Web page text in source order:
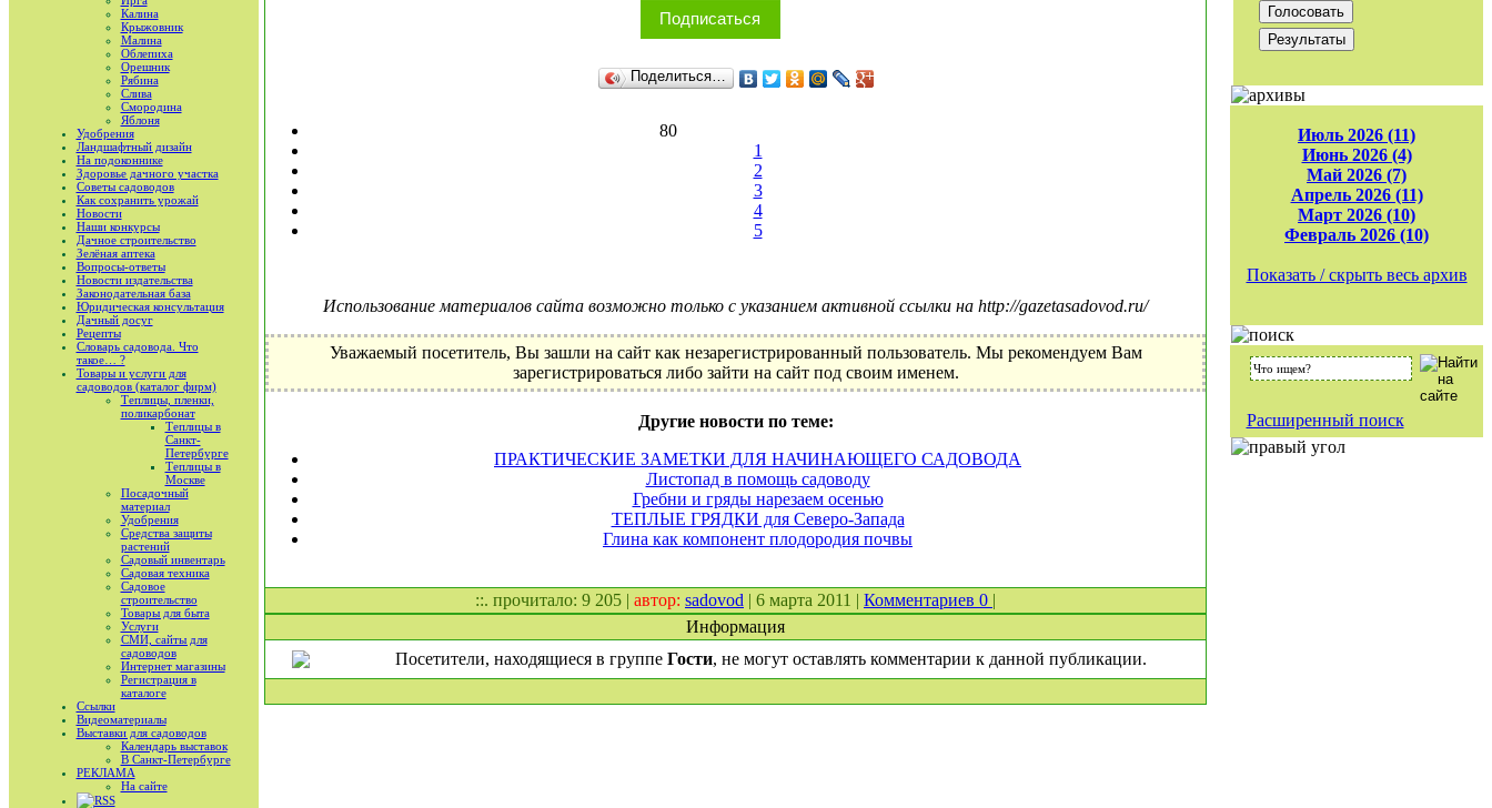
Калина
Крыжовник
Малина
Облепиха
Орешник
Рябина
Слива
Смородина
Яблоня
Удобрения
Ландшафтный дизайн
На подоконнике
Здоровье дачного участка
Советы садоводов
Как сохранить урожай
Новости
Наши конкурсы
Дачное строительство
Зелёная аптека
Вопросы-ответы
Новости издательства
Законодательная база
Юридическая консультация
Дачный досуг
Рецепты
Словарь садовода. Что
такое… ?
Товары и услуги для
садоводов (каталог фирм)
Теплицы, пленки,
поликарбонат
Теплицы в
Санкт-
Петербурге
Теплицы в
Москве
Посадочный
материал
Удобрения
Средства защиты
растений
Садовый инвентарь
Садовая техника
Садовое
строительство
Товары для быта
Услуги
СМИ, сайты для
садоводов
Интернет магазины
Регистрация в
каталоге
Ссылки
Видеоматериалы
Выставки для садоводов
Календарь выставок
В Санкт-Петербурге
РЕКЛАМА
На сайте
RSS
Подписаться
Поделиться…
80
1
2
3
4
5
Использование материалов сайта возможно только с указанием активной ссылки на http://gazetasadovod.ru/
Уважаемый посетитель, Вы зашли на сайт как незарегистрированный пользователь. Мы рекомендуем Вам
зарегистрироваться либо зайти на сайт под своим именем.
Другие новости по теме:
ПРАКТИЧЕСКИЕ ЗАМЕТКИ ДЛЯ НАЧИНАЮЩЕГО САДОВОДА
Листопад в помощь садоводу
Гребни и гряды нарезаем осенью
ТЕПЛЫЕ ГРЯДКИ для Северо-Запада
Глина как компонент плодородия почвы
::. прочитало: 9 205 | автор: sadovod | 6 марта 2011 | Комментариев 0 |
Информация
Посетители, находящиеся в группе Гости, не могут оставлять комментарии к данной публикации.
Июль 2026 (11)
Июнь 2026 (4)
Май 2026 (7)
Апрель 2026 (11)
Март 2026 (10)
Февраль 2026 (10)
Показать / скрыть весь архив
Расширенный поиск